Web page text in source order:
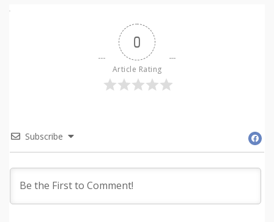
0
Article Rating
Subscribe